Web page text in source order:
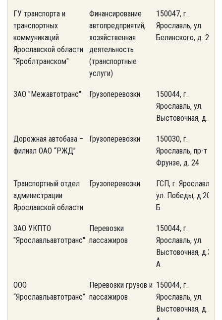
ГУ транспорта и
транспортных
коммуникаций
Ярославской области
"Яроблтранском"
Финансирование
автопредприятий,
хозяйственная
деятельность
(транспортные
услуги)
150047, г.
Ярославль, ул.
Белинского, д. 26
ЗАО "Межавтотранс" Грузоперевозки
150044, г.
Ярославль, ул.
Выстовочная, д. 1
Дорожная автобаза –
филиал ОАО “РЖД”
Грузоперевозки
150030, г.
Ярославль, пр-т
Фрунзе, д. 24
Транспортный отдел
администрации
Ярославской области
Грузоперевозки
ГСП, г. Ярославль,
ул. Победы, д.20-
Б
ЗАО УКПТО
"Ярославльавтотранс"
Перевозки
пассажиров
150044, г.
Ярославль, ул.
Выстовочная, д.3-
А
ООО
“Ярославльавтотранс”
Перевозки грузов и
пассажиров
150044, г.
Ярославль, ул.
Выстовочная, д. 3-